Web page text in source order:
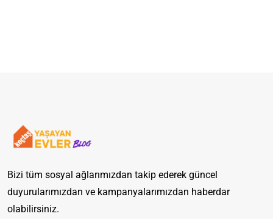
Bizi tüm sosyal ağlarımızdan takip ederek güncel
duyurularımızdan ve kampanyalarımızdan haberdar
olabilirsiniz.